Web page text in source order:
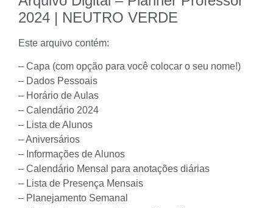
2024 | NEUTRO VERDE
Este arquivo contém:
– Capa (com opção para você colocar o seu nome!)
– Dados Pessoais
– Horário de Aulas
– Calendário 2024
– Lista de Alunos
– Aniversários
– Informações de Alunos
– Calendário Mensal para anotações diárias
– Lista de Presença Mensais
– Planejamento Semanal